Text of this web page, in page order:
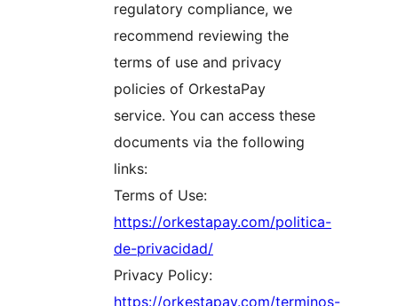
regulatory compliance, we
recommend reviewing the
terms of use and privacy
policies of OrkestaPay
service. You can access these
documents via the following
links:
Terms of Use:
https://orkestapay.com/politica-
de-privacidad/
Privacy Policy:
https://orkestapay.com/terminos-